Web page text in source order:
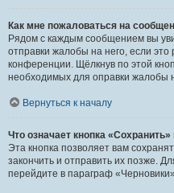
Как мне пожаловаться на
Рядом с каждым сообщением вы
отправки жалобы на него, если
конференции. Щёлкнув по этой
необходимых для оправки жалобы
Вернуться к началу
Что означает кнопка
Эта кнопка позволяет вам
закончить и отправить их позже.
перейдите в параграф